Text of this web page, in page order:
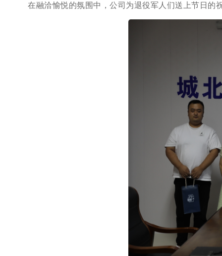
在融洽愉悦的氛围中，公司为退役军人们送上节日的